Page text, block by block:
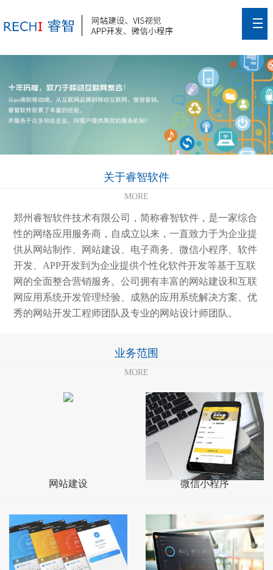
关于睿智软件
MORE
郑州睿智软件技术有限公司，简称睿智软件，是一家综合
性的网络应用服务商，自成立以来，一直致力于为企业提
供从网站制作、网站建设、电子商务、微信小程序、软件
开发、APP开发到为企业提供个性化软件开发等基于互联
网的全面整合营销服务。公司拥有丰富的网站建设和互联
网应用系统开发管理经验、成熟的应用系统解决方案、优
秀的网站开发工程师团队及专业的网站设计师团队。
业务范围
MORE
网站建设 微信小程序